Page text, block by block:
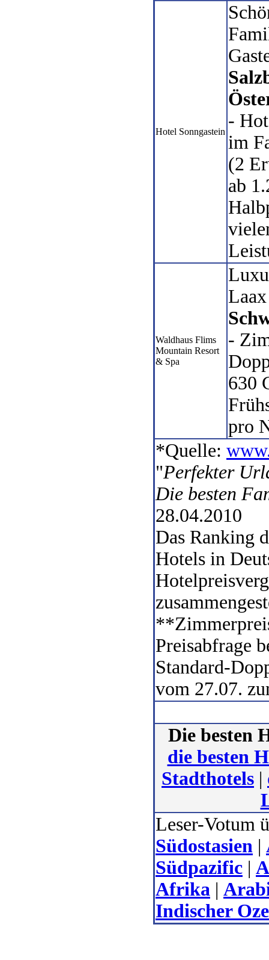
Hotel Sonngastein
-
im
(2
ab
Waldhaus Flims
Mountain Resort
& Spa
-
630
pro
*Quelle:
"Perfekter
Die besten
28.04.2010
Das Ranking
Hotels in
Preisabfrage
Standard-
vom 27.07.
Die besten
die besten
Stadthotels |
Leser-Votum
Südostasien |
Südpazific |
Afrika |
Indischer